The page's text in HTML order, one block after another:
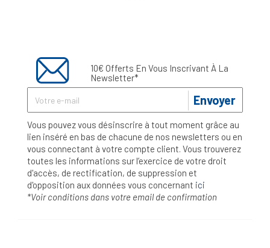
10€ Offerts En Vous Inscrivant À La
Newsletter*
Envoyer
Vous pouvez vous désinscrire à tout moment grâce au
lien inséré en bas de chacune de nos newsletters ou en
vous connectant à votre compte client. Vous trouverez
toutes les informations sur l’exercice de votre droit
d'accès, de rectification, de suppression et
d'opposition aux données vous concernant ici
*Voir conditions dans votre email de confirmation